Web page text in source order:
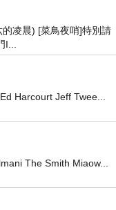
凌晨) [菜鳥夜哨]特別請
Harcourt Jeff Twee...
The Smith Miaow...